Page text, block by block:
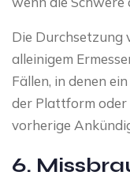
Die Durchsetzung
alleinigem
Fällen, in denen
der Plattform
vorherige
6.